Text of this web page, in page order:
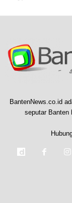
BantenNews.co.id
seputar Banten